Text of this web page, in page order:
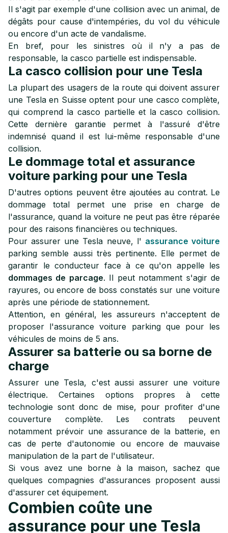
Il s'agit par exemple d'une collision avec un animal, de
dégâts pour cause d'intempéries, du vol du véhicule
ou encore d'un acte de vandalisme.
En bref, pour les sinistres où il n'y a pas de
responsable, la casco partielle est indispensable.
La casco collision pour une Tesla
La plupart des usagers de la route qui doivent assurer
une Tesla en Suisse optent pour une casco complète,
qui comprend la casco partielle et la casco collision.
Cette dernière garantie permet à l'assuré d'être
indemnisé quand il est lui-même responsable d'une
collision.
Le dommage total et assurance
voiture parking pour une Tesla
D'autres options peuvent être ajoutées au contrat. Le
dommage total permet une prise en charge de
l'assurance, quand la voiture ne peut pas être réparée
pour des raisons financières ou techniques.
Pour assurer une Tesla neuve, l' assurance voiture
parking semble aussi très pertinente. Elle permet de
garantir le conducteur face à ce qu'on appelle les
dommages de parcage. Il peut notamment s'agir de
rayures, ou encore de boss constatés sur une voiture
après une période de stationnement.
Attention, en général, les assureurs n'acceptent de
proposer l'assurance voiture parking que pour les
véhicules de moins de 5 ans.
Assurer sa batterie ou sa borne de
charge
Assurer une Tesla, c'est aussi assurer une voiture
électrique. Certaines options propres à cette
technologie sont donc de mise, pour profiter d'une
couverture complète. Les contrats peuvent
notamment prévoir une assurance de la batterie, en
cas de perte d'autonomie ou encore de mauvaise
manipulation de la part de l'utilisateur.
Si vous avez une borne à la maison, sachez que
quelques compagnies d'assurances proposent aussi
d'assurer cet équipement.
Combien coûte une
assurance pour une Tesla